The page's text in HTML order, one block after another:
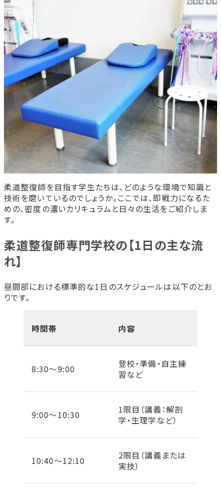
柔道整復師を目指す学生たちは、どのような環境で知識と
技術を磨いているのでしょうか。ここでは、即戦力になるた
めの、密度の濃いカリキュラムと日々の生活をご紹介しま
す。
柔道整復師専門学校の【1日の主な流
れ】
昼間部における標準的な1日のスケジュールは以下のとお
りです。
時間帯 内容
8:30〜9:00
登校・準備・自主練
習など
9:00〜10:30
1限目（講義：解剖
学・生理学など）
10:40〜12:10
2限目（講義または
実技）